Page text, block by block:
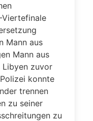
Viertefinale
Mann aus
Mann aus
Libyen zuvor
konnte
trennen
zu seiner
zu